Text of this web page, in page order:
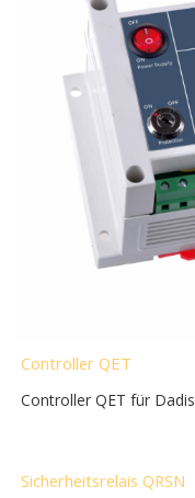
Controller QET
Controller QET für
Sicherheitsrelais QRSN